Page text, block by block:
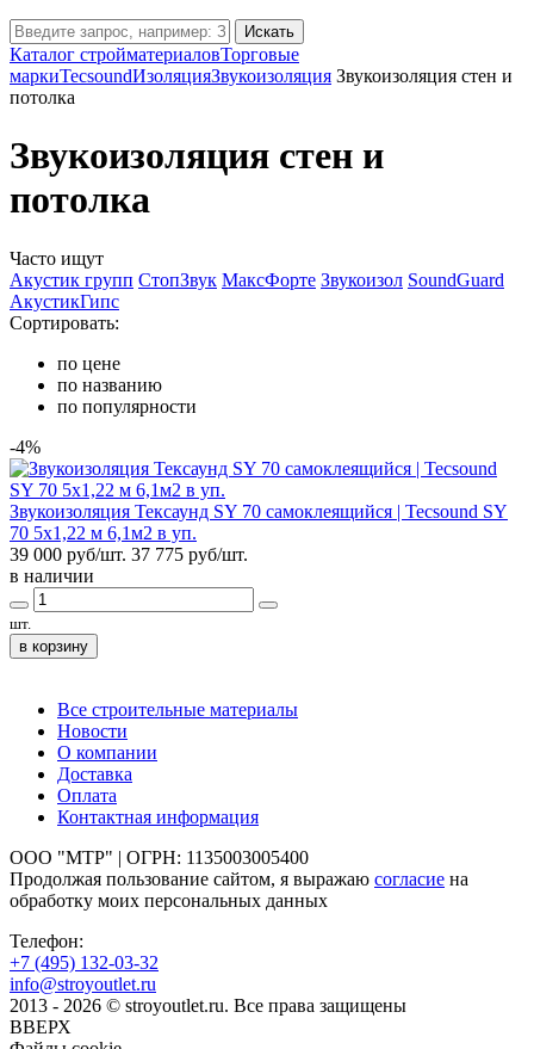
Искать
Каталог стройматериаловТорговые
маркиTecsoundИзоляцияЗвукоизоляция Звукоизоляция стен и
потолка
Звукоизоляция стен и
потолка
Часто ищут
Акустик групп СтопЗвук МаксФорте Звукоизол SoundGuard
АкустикГипс
Сортировать:
по цене
по названию
по популярности
-4%
Звукоизоляция Тексаунд SY 70 самоклеящийся | Tecsound SY
70 5х1,22 м 6,1м2 в уп.
39 000 руб/шт. 37 775 руб/шт.
в наличии
шт.
в корзину
Все строительные материалы
Новости
О компании
Доставка
Оплата
Контактная информация
ООО "МТР" | ОГРН: 1135003005400
Продолжая пользование сайтом, я выражаю согласие на
обработку моих персональных данных
Телефон:
+7 (495) 132-03-32
info@stroyoutlet.ru
2013 - 2026 © stroyoutlet.ru. Все права защищены
ВВЕРХ